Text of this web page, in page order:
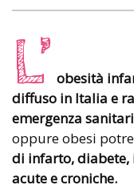
L’ obesità
diffuso in Italia e
emergenza
oppure obesi
di infarto, diabete,
acute e croniche.